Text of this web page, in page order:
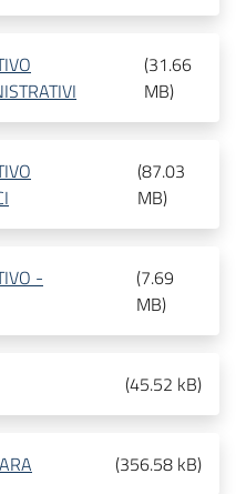
(31.66
MB)
(87.03
MB)
-
(7.69
MB)
(45.52 kB)
(356.58 kB)